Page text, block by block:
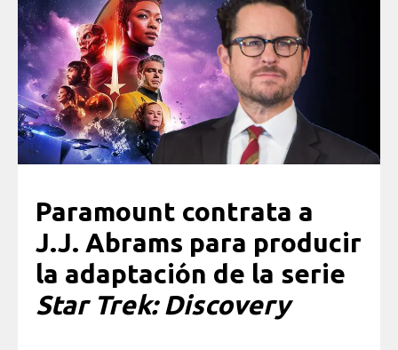
Paramount contrata a
J.J. Abrams para producir
la adaptación de la serie
Star Trek: Discovery